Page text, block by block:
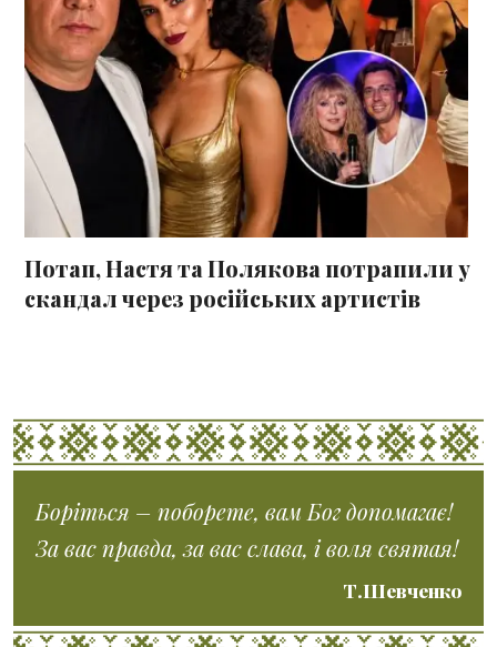
Потап, Настя та Полякова потрапили у
скандал через російських артистів
Боріться – поборете, вам Бог допомагає!
За вас правда, за вас слава, і воля святая!
Т.Шевченко